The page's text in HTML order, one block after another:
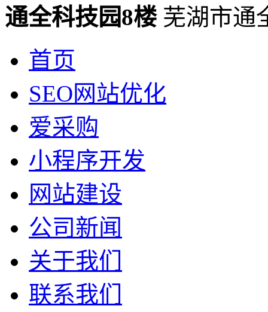
通全科技园8楼 芜湖市通
首页
SEO网站优化
爱采购
小程序开发
网站建设
公司新闻
关于我们
联系我们